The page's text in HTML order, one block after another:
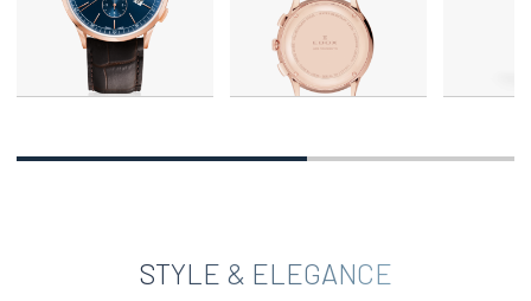
STYLE & ELEGANCE